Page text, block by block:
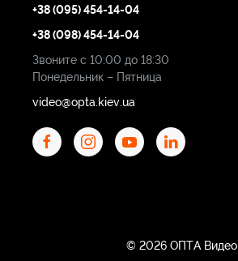
+38 (095) 454-14-04
+38 (098) 454-14-04
Звоните с 10:00 до 18:30
Понедельник – Пятница
video@opta.kiev.ua
© 2026 ОПТА Видео